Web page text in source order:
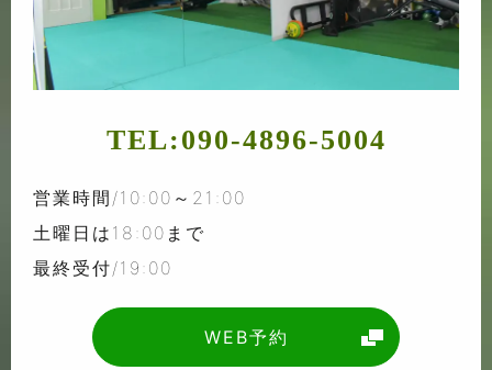
TEL:090-4896-5004
営業時間/10:00～21:00
土曜日は18:00まで
最終受付/19:00
WEB予約